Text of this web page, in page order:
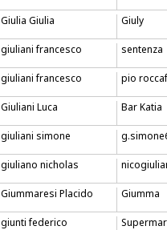
Giulia Giulia Giuly
giuliani francesco sentenza
giuliani francesco pio
Giuliani Luca Bar Katia
giuliani simone
giuliano nicholas
Giummaresi Placido Giumma
giunti federico